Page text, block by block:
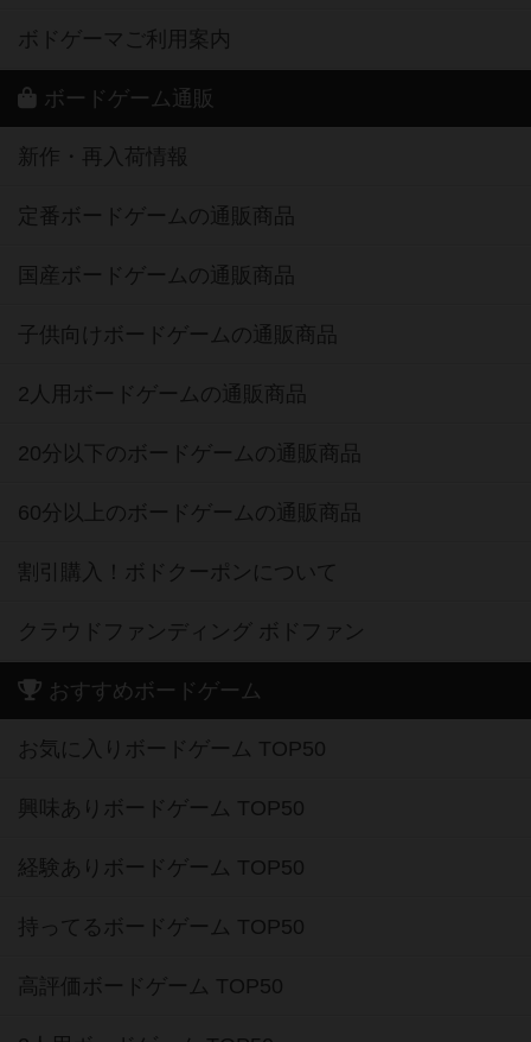
ボドゲーマご利用案内
ボードゲーム通販
新作・再入荷情報
定番ボードゲームの通販商品
国産ボードゲームの通販商品
子供向けボードゲームの通販商品
2人用ボードゲームの通販商品
20分以下のボードゲームの通販商品
60分以上のボードゲームの通販商品
割引購入！ボドクーポンについて
クラウドファンディング ボドファン
おすすめボードゲーム
お気に入りボードゲーム TOP50
興味ありボードゲーム TOP50
経験ありボードゲーム TOP50
持ってるボードゲーム TOP50
高評価ボードゲーム TOP50